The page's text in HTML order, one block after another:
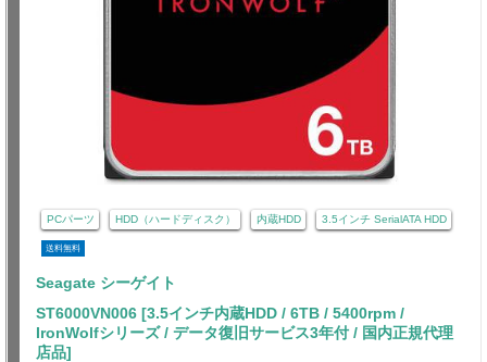
PCパーツ HDD（ハードディスク） 内蔵HDD 3.5インチ SerialATA HDD
送料無料
Seagate シーゲイト
ST6000VN006 [3.5インチ内蔵HDD / 6TB / 5400rpm /
IronWolfシリーズ / データ復旧サービス3年付 / 国内正規代理
店品]